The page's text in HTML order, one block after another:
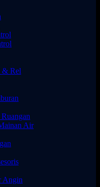
& Rel
Air
Angin